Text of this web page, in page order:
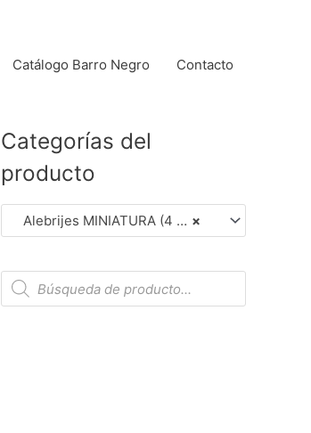
Catálogo Barro Negro Contacto
Categorías del
producto
×
Alebrijes MINIATURA (4 cm aprox.). (Dar Clic en Foto para Detalles)
B
s